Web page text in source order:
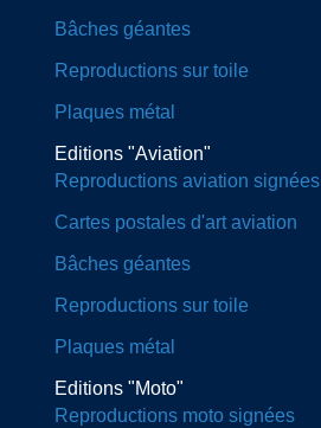
Bâches géantes
Reproductions sur toile
Plaques métal
Editions "Aviation"
Reproductions aviation signées
Cartes postales d'art aviation
Bâches géantes
Reproductions sur toile
Plaques métal
Editions "Moto"
Reproductions moto signées